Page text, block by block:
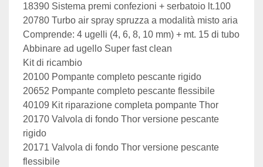
18390 Sistema premi confezioni + serbatoio lt.100
20780 Turbo air spray spruzza a modalità misto aria
Comprende: 4 ugelli (4, 6, 8, 10 mm) + mt. 15 di tubo
Abbinare ad ugello Super fast clean
Kit di ricambio
20100 Pompante completo pescante rigido
20652 Pompante completo pescante flessibile
40109 Kit riparazione completa pompante Thor
20170 Valvola di fondo Thor versione pescante
rigido
20171 Valvola di fondo Thor versione pescante
flessibile